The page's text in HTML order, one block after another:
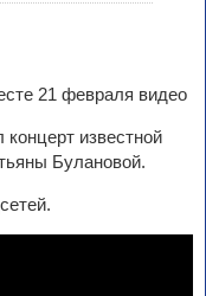
известной
Булановой.